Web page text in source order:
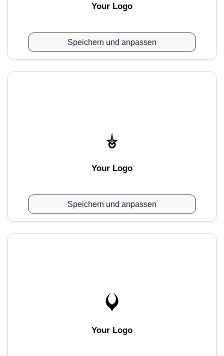
Your Logo
Speichern und anpassen
Your Logo
Speichern und anpassen
Your Logo